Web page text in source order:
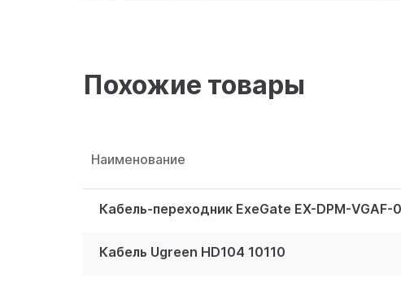
Похожие товары
Наименование
Кабель-переходник ExeGate EX-DPM-VGAF-
Кабель Ugreen HD104 10110